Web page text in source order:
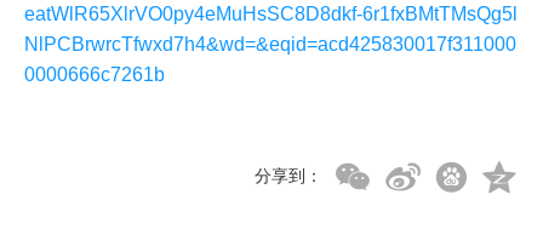
eatWlR65XlrVO0py4eMuHsSC8D8dkf-6r1fxBMtTMsQg5l
NlPCBrwrcTfwxd7h4&wd=&eqid=acd425830017f311000
0000666c7261b
分享到：